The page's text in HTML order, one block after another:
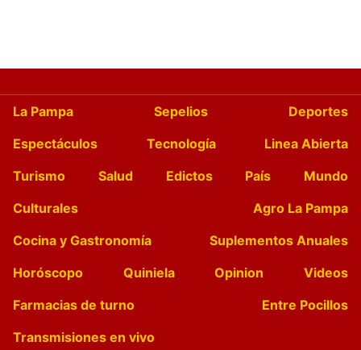
La Pampa Sepelios
Deportes
Espectáculos
Tecnología
Linea Abierta
Turismo
Salud Edictos País
Mundo
Culturales
Agro La Pampa
Cocina y Gastronomía
Suplementos Anuales
Horóscopo
Quiniela Opinion
Videos
Farmacias de turno
Entre Pocillos
Transmisiones en vivo